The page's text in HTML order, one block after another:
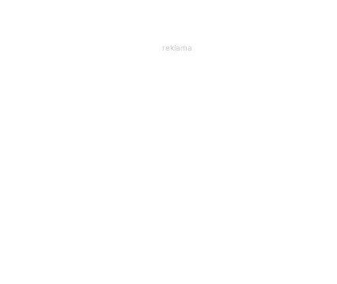
reklama